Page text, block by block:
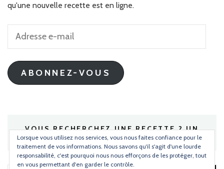
qu'une nouvelle recette est en ligne.
Adresse
mail
ABONNEZ-VOUS
VOUS RECHERCHEZ UNE RECETTE ? UN
INGRÉDIENT ?
Lorsque vous utilisez nos services, vous nous faites confiance pour le
traitement de vos informations. Nous savons qu'il s'agit d'une lourde
responsabilité, c'est pourquoi nous nous efforçons de les protéger, tout
en vous permettant d'en garder le contrôle.